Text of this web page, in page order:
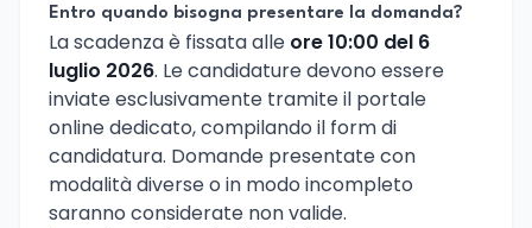
Entro quando bisogna presentare la domanda?
La scadenza è fissata alle ore 10:00 del 6
luglio 2026. Le candidature devono essere
inviate esclusivamente tramite il portale
online dedicato, compilando il form di
candidatura. Domande presentate con
modalità diverse o in modo incompleto
saranno considerate non valide.